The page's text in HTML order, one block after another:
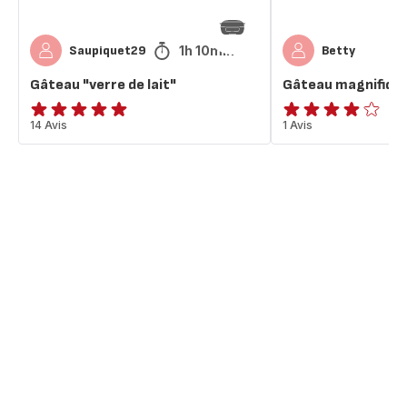
Saupiquet29 1h 10min
Gâteau "verre de lait"
ratings.4.9
14 Avis
Betty
Gâteau
Avis
4
1 Avis